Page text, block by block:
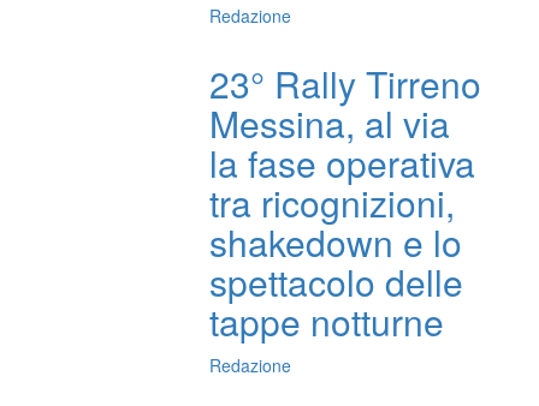
Redazione
23° Rally Tirreno
Messina, al via
la fase operativa
tra ricognizioni,
shakedown e lo
spettacolo delle
tappe notturne
Redazione